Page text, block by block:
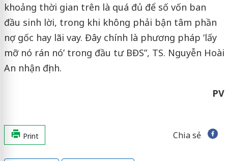
khoảng thời gian trên là quá đủ để số vốn ban
đầu sinh lời, trong khi không phải bận tâm phần
nợ gốc hay lãi vay. Đây chính là phương pháp ‘lấy
mỡ nó rán nó’ trong đầu tư BĐS”, TS. Nguyễn Hoài
An nhận định.
PV
Print Chia sẻ